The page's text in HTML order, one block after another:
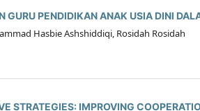
GURU PENDIDIKAN ANAK USIA DINI
Hasbie Ashshiddiqi, Rosidah Rosidah
STRATEGIES: IMPROVING